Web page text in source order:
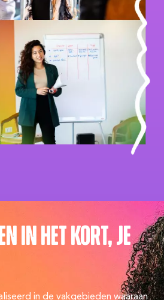
in het kort, je
in de vakgebieden waaraan